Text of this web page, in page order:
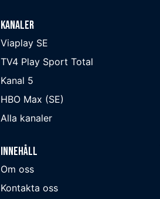
Kanaler
Viaplay SE
TV4 Play Sport Total
Kanal 5
HBO Max (SE)
Alla kanaler
Innehåll
Om oss
Kontakta oss